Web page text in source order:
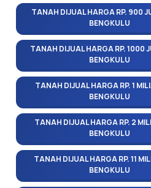
TANAH DIJUAL HARGA RP. 900
BENGKULU
TANAH DIJUAL HARGA RP. 1000
BENGKULU
TANAH DIJUAL HARGA RP. 1
BENGKULU
TANAH DIJUAL HARGA RP. 2
BENGKULU
TANAH DIJUAL HARGA RP. 11
BENGKULU